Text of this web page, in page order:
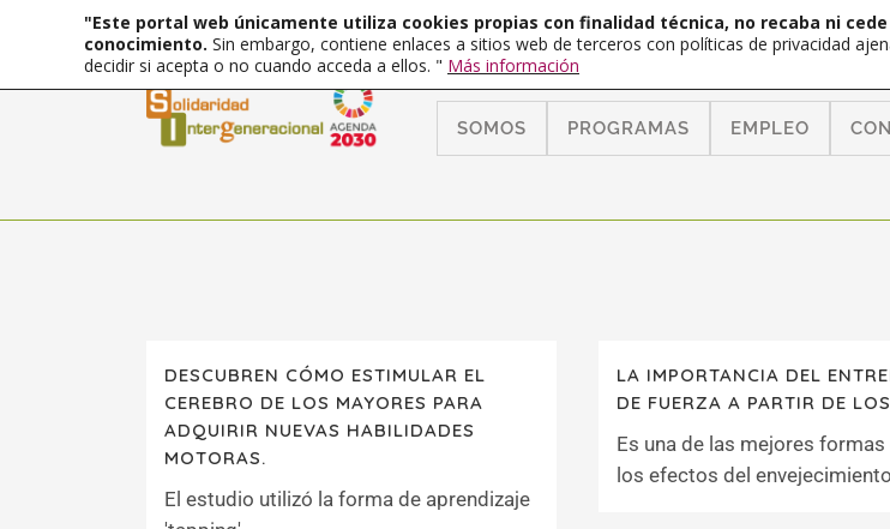
SOMOS PROGRAMAS EMPLEO
DESCUBREN CÓMO ESTIMULAR EL
CEREBRO DE LOS MAYORES PARA
ADQUIRIR NUEVAS HABILIDADES
MOTORAS.
El estudio utilizó la forma de aprendizaje
LA IMPORTANCIA DEL
DE FUERZA A PARTIR DE
Es una de las mejores
los efectos del
"Este portal web únicamente utiliza cookies propias con finalidad técnica, no recaba ni
conocimiento. Sin embargo, contiene enlaces a sitios web de terceros con políticas de privacidad
decidir si acepta o no cuando acceda a ellos. " Más información